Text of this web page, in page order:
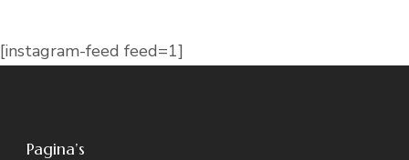
[instagram-feed feed=1]
Pagina’s